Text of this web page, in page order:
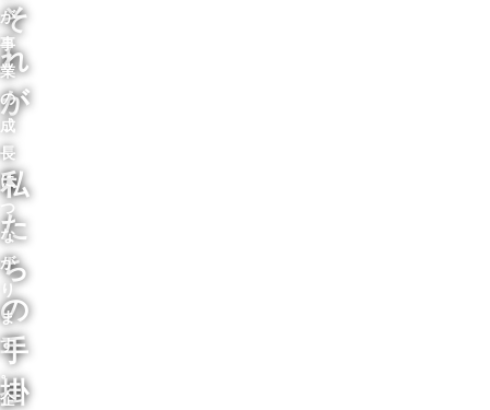
そ
れ
が
、
私
た
ち
の
手
掛
が
事
業
の
成
長
に
つ
な
が
り
ま
す
。
企